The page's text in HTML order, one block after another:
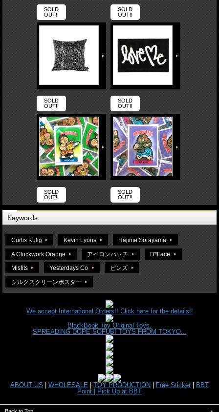
SOLD
OUT!!
SOLD
OUT!!
SOLD
OUT!!
SOLD
OUT!!
SOLD
OUT!!
SOLD
OUT!!
Keywords
Curtis Kulig Kevin Lyons Hajime Sorayama
A Clockwork Orange アイロンパッチ D*Face
Misfits Yesterdays Co ピンズ
シルクスクリーンポスター
We accept International Orders!! Click here for the details!!
BlackBook Toy Original Toys.
SPREADING DOPE SOFUBI TOYS FROM TOKYO...
ABOUT US | WHOLESALE | TOY PRODUCTION | Free Sticker | BBT
Point | Pick Up at BBT
Back to Top